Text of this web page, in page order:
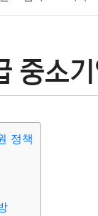
의료 의학
중소
정책